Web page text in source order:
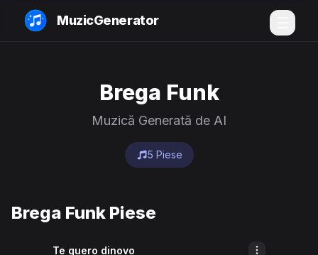
MuzicGenerator
Brega Funk
Muzică Generată de AI
5 Piese
Brega Funk Piese
Te quero dinovo